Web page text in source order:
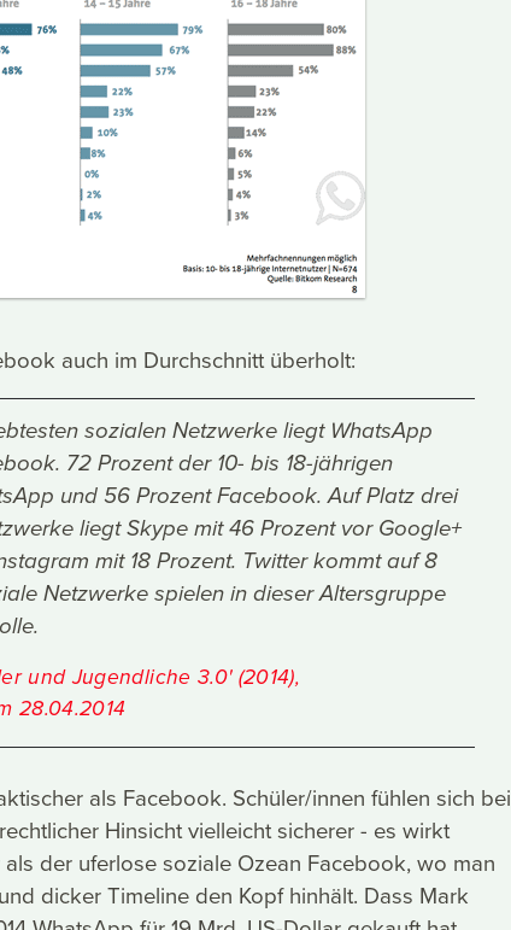
auch im Durchschnitt überholt:
sozialen Netzwerke liegt WhatsApp
72 Prozent der 10- bis 18-jährigen
und 56 Prozent Facebook. Auf Platz drei
liegt Skype mit 46 Prozent vor Google+
mit 18 Prozent. Twitter kommt auf 8
Netzwerke spielen in dieser Altersgruppe
und Jugendliche 3.0' (2014),
28.04.2014
als Facebook. Schüler/innen fühlen sich bei
Hinsicht vielleicht sicherer - es wirkt
der uferlose soziale Ozean Facebook, wo man
dicker Timeline den Kopf hinhält. Dass Mark